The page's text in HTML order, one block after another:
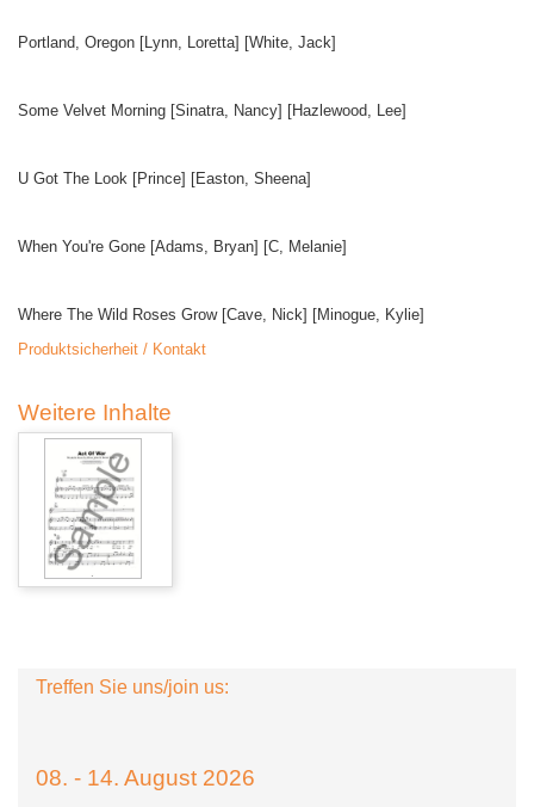
Portland, Oregon [Lynn, Loretta] [White, Jack]
Some Velvet Morning [Sinatra, Nancy] [Hazlewood, Lee]
U Got The Look [Prince] [Easton, Sheena]
When You're Gone [Adams, Bryan] [C, Melanie]
Where The Wild Roses Grow [Cave, Nick] [Minogue, Kylie]
Produktsicherheit / Kontakt
Weitere Inhalte
Treffen Sie uns/join us:
08. - 14. August 2026